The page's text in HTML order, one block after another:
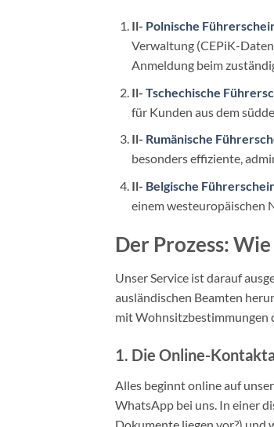
Il- Polnische
Verwaltung (CEPiK-
Anmeldung beim
Il- Tschechische
für Kunden aus dem
Il- Rumänische
besonders effiziente,
Il- Belgische
einem westeuropäischen
Der Prozess:
Unser Service ist darauf
ausländischen Beamten
mit Wohnsitzbestimmungen
1. Die Online-
Alles beginnt online auf
WhatsApp bei uns. In einer